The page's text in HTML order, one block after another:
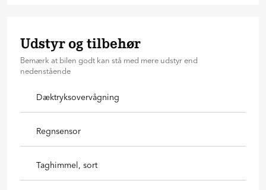
Udstyr og tilbehør
Bemærk at bilen godt kan stå med mere udstyr end
nedenstående
Dæktryksovervågning
Regnsensor
Taghimmel, sort